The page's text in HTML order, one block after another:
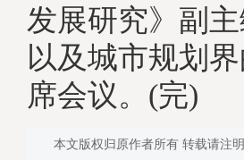
发展研究》副
以及城市规划
席会议。(完)
本文版权归原作者所有 转载请注